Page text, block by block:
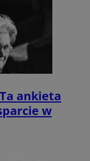
ankieta
w